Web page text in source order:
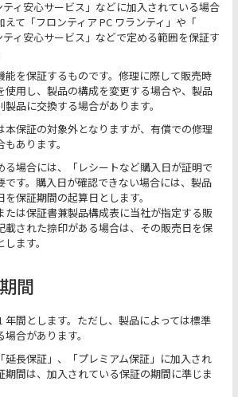
ティ安心サービス」などに加入されている場合
えて「フロンティア PC ワランティ」や「
ティ安心サービス」などで定める範囲を保証す
能を保証するものです。修理に際して販売時
使用し、製品の構成を変更する場合や、製品
品に交換する場合があります。
本保証の対象外となりますが、有償での修理
あります。
る場合には、「レシートなど購入日が証明で
です。購入日が確認できない場合には、製品
保証期間の起算日とします。
たは保証書兼製品構成表に当社が指定する販
載された捺印がある場合は、その販売日を保
ます。
間
年間とします。ただし、製品によっては標準
合があります。
延長保証」、「プレミアム保証」に加入され
期間は、加入されている保証の期間に準じま